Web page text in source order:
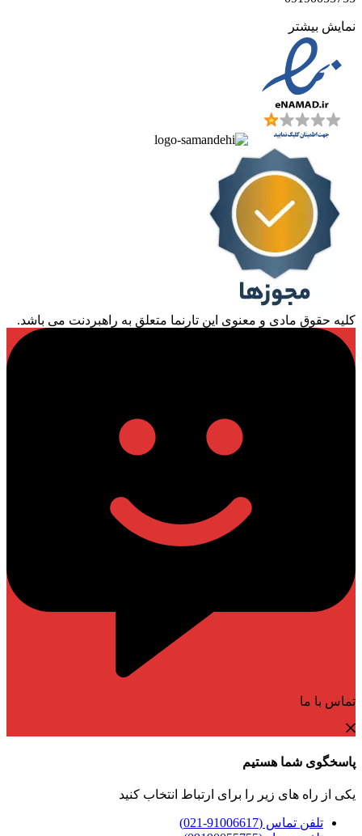
نمایش بیشتر
کلیه حقوق مادی و معنوی این تارنما متعلق به راهبردنت می باشد.
تماس با ما
پاسخگوی شما هستیم
یکی از راه های زیر را برای ارتباط انتخاب کنید
تلفن تماس (91006617-021)